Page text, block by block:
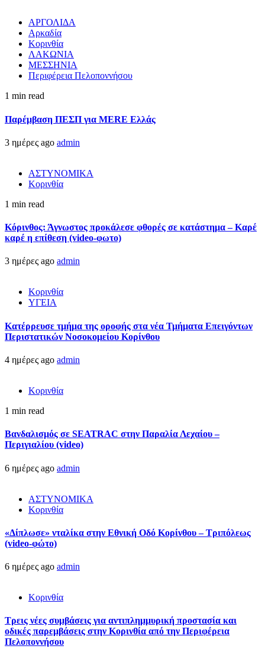
ΑΡΓΟΛΙΔΑ
Αρκαδία
Κορινθία
ΛΑΚΩΝΙΑ
ΜΕΣΣΗΝΙΑ
Περιφέρεια Πελοποννήσου
1 min read
Παρέμβαση ΠΕΣΠ για MERE Ελλάς
3 ημέρες ago admin
ΑΣΤΥΝΟΜΙΚΑ
Κορινθία
1 min read
Κόρινθος: Άγνωστος προκάλεσε φθορές σε κατάστημα – Καρέ
καρέ η επίθεση (video-φωτο)
3 ημέρες ago admin
Κορινθία
ΥΓΕΙΑ
Kατέρρευσε τμήμα της οροφής στα νέα Τμήματα Επειγόντων
Περιστατικών Νοσοκομείου Κορίνθου
4 ημέρες ago admin
Κορινθία
1 min read
Βανδαλισμός σε SEATRAC στην Παραλία Λεχαίου –
Περιγιαλίου (video)
6 ημέρες ago admin
ΑΣΤΥΝΟΜΙΚΑ
Κορινθία
«Δίπλωσε» νταλίκα στην Εθνική Oδό Κορίνθου – Τριπόλεως
(video-φώτο)
6 ημέρες ago admin
Κορινθία
Τρεις νέες συμβάσεις για αντιπλημμυρική προστασία και
οδικές παρεμβάσεις στην Κορινθία από την Περιφέρεια
Πελοποννήσου